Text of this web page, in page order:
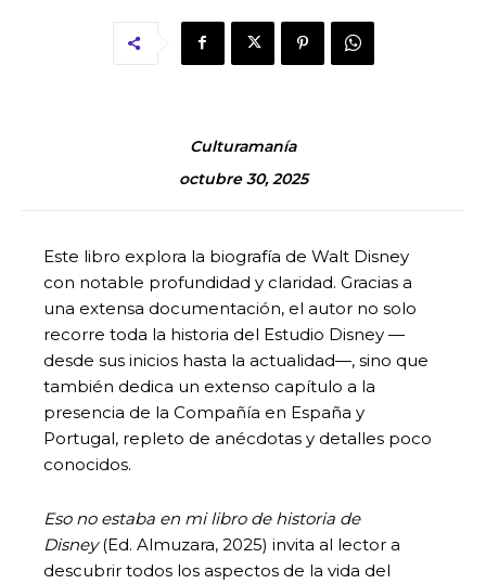
Culturamanía
octubre 30, 2025
Este libro explora la biografía de Walt Disney
con notable profundidad y claridad. Gracias a
una extensa documentación, el autor no solo
recorre toda la historia del Estudio Disney —
desde sus inicios hasta la actualidad—, sino que
también dedica un extenso capítulo a la
presencia de la Compañía en España y
Portugal, repleto de anécdotas y detalles poco
conocidos.
Eso no estaba en mi libro de historia de
Disney(Ed. Almuzara, 2025) invita al lector a
descubrir todos los aspectos de la vida del